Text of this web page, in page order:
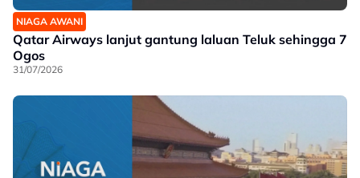
NIAGA AWANI
Qatar Airways lanjut gantung laluan Teluk sehingga 7
Ogos
31/07/2026